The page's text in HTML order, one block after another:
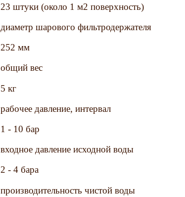
23 штуки (около 1 м2 поверхность)
диаметр шарового фильтродержателя
252 мм
общий вес
5 кг
рабочее давление, интервал
1 - 10 бар
входное давление исходной воды
2 - 4 бара
производительность чистой воды